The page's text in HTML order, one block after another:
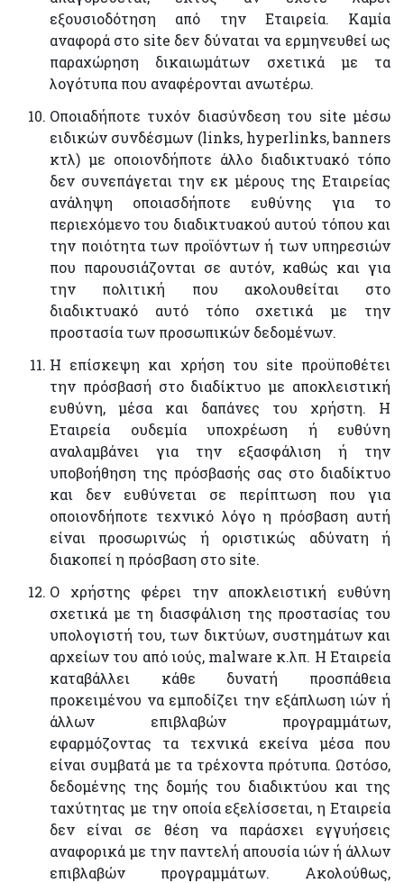
εξουσιοδότηση από την Εταιρεία. Καμία
αναφορά στο site δεν δύναται να ερμηνευθεί ως
παραχώρηση δικαιωμάτων σχετικά με τα
λογότυπα που αναφέρονται ανωτέρω.
Οποιαδήποτε τυχόν διασύνδεση του site μέσω
ειδικών συνδέσμων (links, hyperlinks, banners
κτλ) με οποιονδήποτε άλλο διαδικτυακό τόπο
δεν συνεπάγεται την εκ μέρους της Εταιρείας
ανάληψη οποιασδήποτε ευθύνης για το
περιεχόμενο του διαδικτυακού αυτού τόπου και
την ποιότητα των προϊόντων ή των υπηρεσιών
που παρουσιάζονται σε αυτόν, καθώς και για
την πολιτική που ακολουθείται στο
διαδικτυακό αυτό τόπο σχετικά με την
προστασία των προσωπικών δεδομένων.
Η επίσκεψη και χρήση του site προϋποθέτει
την πρόσβασή στο διαδίκτυο με αποκλειστική
ευθύνη, μέσα και δαπάνες του χρήστη. Η
Εταιρεία ουδεμία υποχρέωση ή ευθύνη
αναλαμβάνει για την εξασφάλιση ή την
υποβοήθηση της πρόσβασής σας στο διαδίκτυο
και δεν ευθύνεται σε περίπτωση που για
οποιονδήποτε τεχνικό λόγο η πρόσβαση αυτή
είναι προσωρινώς ή οριστικώς αδύνατη ή
διακοπεί η πρόσβαση στο site.
Ο χρήστης φέρει την αποκλειστική ευθύνη
σχετικά με τη διασφάλιση της προστασίας του
υπολογιστή του, των δικτύων, συστημάτων και
αρχείων του από ιούς, malware κ.λπ. Η Εταιρεία
καταβάλλει κάθε δυνατή προσπάθεια
προκειμένου να εμποδίζει την εξάπλωση ιών ή
άλλων επιβλαβών προγραμμάτων,
εφαρμόζοντας τα τεχνικά εκείνα μέσα που
είναι συμβατά με τα τρέχοντα πρότυπα. Ωστόσο,
δεδομένης της δομής του διαδικτύου και της
ταχύτητας με την οποία εξελίσσεται, η Εταιρεία
δεν είναι σε θέση να παράσχει εγγυήσεις
αναφορικά με την παντελή απουσία ιών ή άλλων
επιβλαβών προγραμμάτων. Ακολούθως,